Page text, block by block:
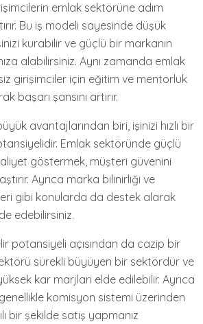
emlak sektörüne adım
Bu iş modeli sayesinde düşük
kurabilir ve güçlü bir markanın
alabilirsiniz. Aynı zamanda emlak
girişimciler için eğitim ve mentorluk
başarı şansını artırır.
avantajlarından biri, işinizi hızlı bir
Emlak sektöründe güçlü
göstermek, müşteri güvenini
Ayrıca marka bilinirliği ve
gibi konularda da destek alarak
edebilirsiniz.
potansiyeli açısından da cazip bir
sürekli büyüyen bir sektördür ve
kar marjları elde edilebilir. Ayrıca
komisyon sistemi üzerinden
bir şekilde satış yapmanız